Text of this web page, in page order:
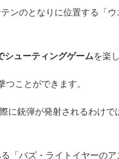
ンのとなりに位置する「
シューティングゲームを楽
つことができます。
に銃弾が発射されるわけ
「バズ・ライトイヤーの